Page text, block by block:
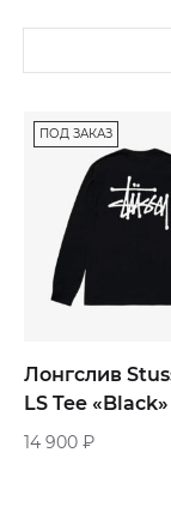
ПОД ЗАКАЗ
Лонгслив
LS Tee «Black»
14 900 ₽